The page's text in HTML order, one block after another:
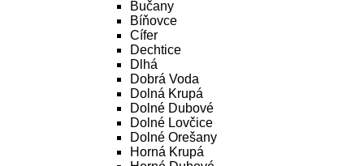
Bučany
Bíňovce
Cífer
Dechtice
Dlhá
Dobrá Voda
Dolná Krupá
Dolné Dubové
Dolné Lovčice
Dolné Orešany
Horná Krupá